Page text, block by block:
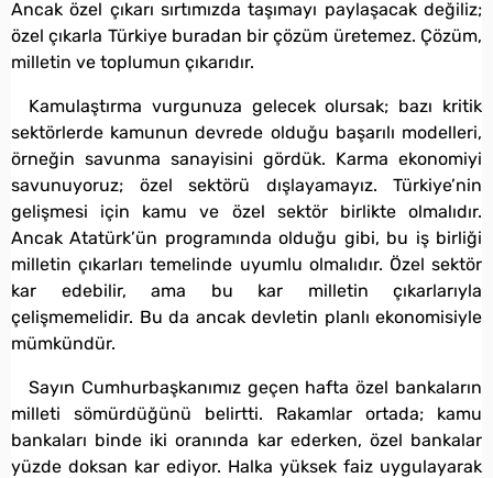
Ancak özel çıkarı sırtımızda taşımayı paylaşacak değiliz;
özel çıkarla Türkiye buradan bir çözüm üretemez. Çözüm,
milletin ve toplumun çıkarıdır.
Kamulaştırma vurgunuza gelecek olursak; bazı kritik
sektörlerde kamunun devrede olduğu başarılı modelleri,
örneğin savunma sanayisini gördük. Karma ekonomiyi
savunuyoruz; özel sektörü dışlayamayız. Türkiye’nin
gelişmesi için kamu ve özel sektör birlikte olmalıdır.
Ancak Atatürk’ün programında olduğu gibi, bu iş birliği
milletin çıkarları temelinde uyumlu olmalıdır. Özel sektör
kar edebilir, ama bu kar milletin çıkarlarıyla
çelişmemelidir. Bu da ancak devletin planlı ekonomisiyle
mümkündür.
Sayın Cumhurbaşkanımız geçen hafta özel bankaların
milleti sömürdüğünü belirtti. Rakamlar ortada; kamu
bankaları binde iki oranında kar ederken, özel bankalar
yüzde doksan kar ediyor. Halka yüksek faiz uygulayarak